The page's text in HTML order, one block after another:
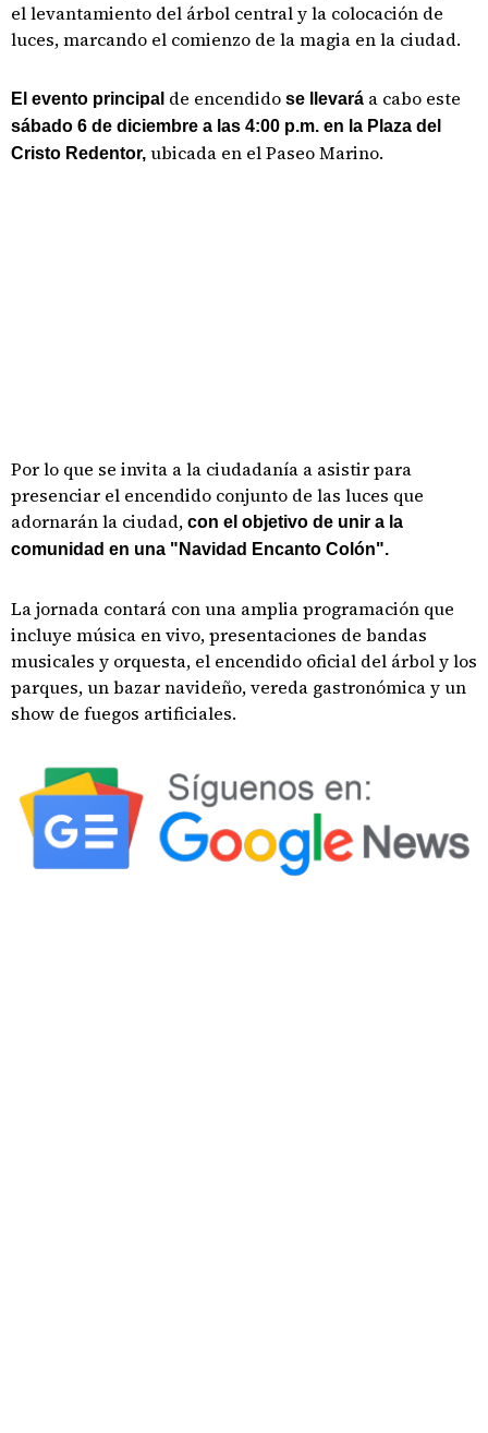
el levantamiento del árbol central y la colocación de
luces, marcando el comienzo de la magia en la ciudad.
El evento principal de encendido se llevará a cabo este
sábado 6 de diciembre a las 4:00 p.m. en la Plaza del
Cristo Redentor, ubicada en el Paseo Marino.
Por lo que se invita a la ciudadanía a asistir para
presenciar el encendido conjunto de las luces que
adornarán la ciudad, con el objetivo de unir a la
comunidad en una "Navidad Encanto Colón".
La jornada contará con una amplia programación que
incluye música en vivo, presentaciones de bandas
musicales y orquesta, el encendido oficial del árbol y los
parques, un bazar navideño, vereda gastronómica y un
show de fuegos artificiales.